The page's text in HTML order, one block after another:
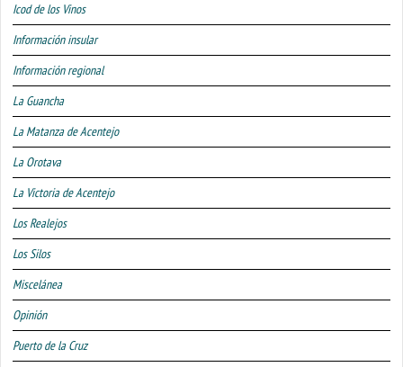
Icod de los Vinos
Información insular
Información regional
La Guancha
La Matanza de Acentejo
La Orotava
La Victoria de Acentejo
Los Realejos
Los Silos
Miscelánea
Opinión
Puerto de la Cruz